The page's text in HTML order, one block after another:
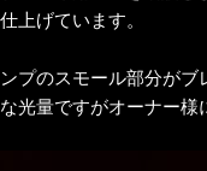
上げています。
のスモール部分がブ
量ですがオーナー様